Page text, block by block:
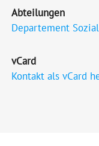
Abteilungen
Departement
vCard
Kontakt als vCard